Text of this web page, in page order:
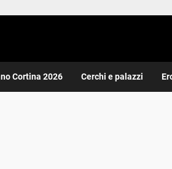
Cortina 2026 Cerchi e palazzi